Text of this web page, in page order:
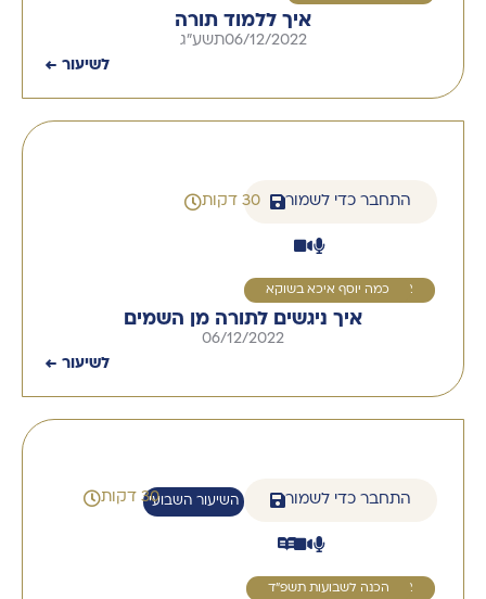
איך ללמוד תורה
06/12/2022תשע"ג
לשיעור ←
התחבר כדי לשמור 30 דקות
2 כמה יוסף איכא בשוקא
איך ניגשים לתורה מן השמים
06/12/2022
לשיעור ←
התחבר כדי לשמור השיעור השבועי30 דקות
2 הכנה לשבועות תשפ"ד